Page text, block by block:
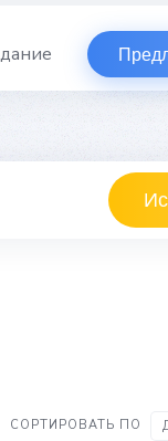
СОРТИРОВАТЬ ПО